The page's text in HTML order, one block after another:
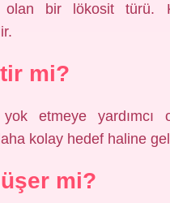
olan bir lökosit türü.
mi?
etmeye yardımcı
kolay hedef haline
mi?